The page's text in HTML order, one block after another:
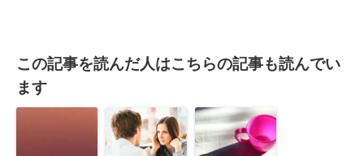
この記事を読んだ人はこちらの記事も読んでい
ます